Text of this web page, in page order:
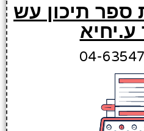
תיכון עש